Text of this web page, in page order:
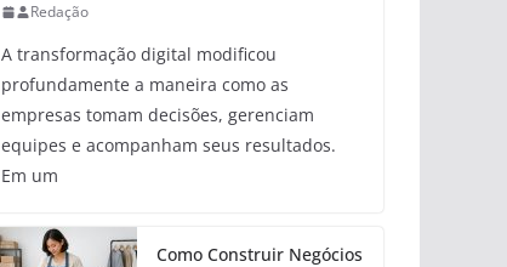
Redação
A transformação digital modificou
profundamente a maneira como as
empresas tomam decisões, gerenciam
equipes e acompanham seus resultados.
Em um
Como Construir Negócios